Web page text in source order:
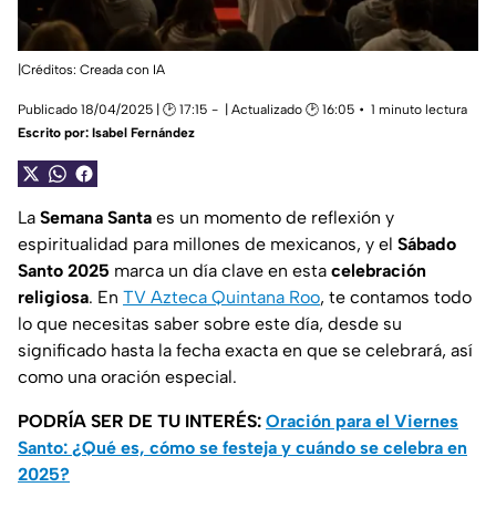
|Créditos: Creada con IA
Publicado 18/04/2025 | 🕑 17:15 | Actualizado 🕑 16:05
1 minuto lectura
Escrito por: Isabel Fernández
La Semana Santa es un momento de reflexión y
espiritualidad para millones de mexicanos, y el Sábado
Santo 2025 marca un día clave en esta celebración
religiosa. En TV Azteca Quintana Roo, te contamos todo
lo que necesitas saber sobre este día, desde su
significado hasta la fecha exacta en que se celebrará, así
como una oración especial.
PODRÍA SER DE TU INTERÉS: Oración para el Viernes
Santo: ¿Qué es, cómo se festeja y cuándo se celebra en
2025?